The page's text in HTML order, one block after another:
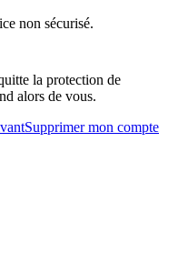
non sécurisé.
la protection de
alors de vous.
Supprimer mon compte